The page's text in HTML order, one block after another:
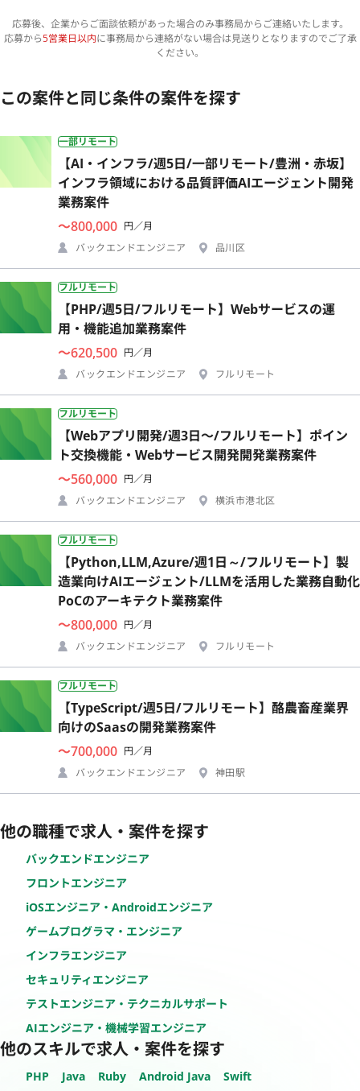
応募後、企業からご面談依頼があった場合のみ事務局からご連絡いたします。
応募から5営業日以内に事務局から連絡がない場合は見送りとなりますのでご了承
ください。
この案件と同じ条件の案件を探す
一部リモート
【AI・インフラ/週5日/一部リモート/豊洲・赤坂】
インフラ領域における品質評価AIエージェント開発
業務案件
〜800,000 円／月
バックエンドエンジニア
品川区
フルリモート
【PHP/週5日/フルリモート】Webサービスの運
用・機能追加業務案件
〜620,500 円／月
バックエンドエンジニア
フルリモート
フルリモート
【Webアプリ開発/週3日〜/フルリモート】ポイン
ト交換機能・Webサービス開発開発業務案件
〜560,000 円／月
バックエンドエンジニア
横浜市港北区
フルリモート
【Python,LLM,Azure/週1日～/フルリモート】製
造業向けAIエージェント/LLMを活用した業務自動化
PoCのアーキテクト業務案件
〜800,000 円／月
バックエンドエンジニア
フルリモート
フルリモート
【TypeScript/週5日/フルリモート】酪農畜産業界
向けのSaasの開発業務案件
〜700,000 円／月
バックエンドエンジニア
神田駅
他の職種で求人・案件を探す
バックエンドエンジニア
フロントエンジニア
iOSエンジニア・Androidエンジニア
ゲームプログラマ・エンジニア
インフラエンジニア
セキュリティエンジニア
テストエンジニア・テクニカルサポート
AIエンジニア・機械学習エンジニア
他のスキルで求人・案件を探す
PHP Java Ruby Android Java
Swift